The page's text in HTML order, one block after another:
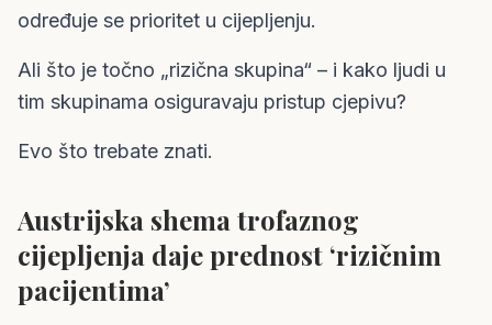
određuje se prioritet u cijepljenju.
Ali što je točno „rizična skupina“ – i kako ljudi u
tim skupinama osiguravaju pristup cjepivu?
Evo što trebate znati.
Austrijska shema trofaznog
cijepljenja daje prednost ‘rizičnim
pacijentima’